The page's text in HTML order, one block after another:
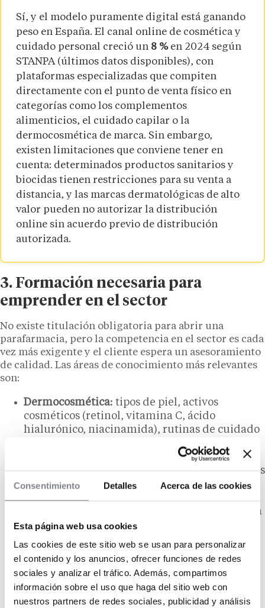
Consentimiento Detalles Acerca de las cookies
Esta página web usa cookies
Las cookies de este sitio web se usan para personalizar
el contenido y los anuncios, ofrecer funciones de redes
sociales y analizar el tráfico. Además, compartimos
información sobre el uso que haga del sitio web con
nuestros partners de redes sociales, publicidad y análisis
Sí, y el modelo puramente digital está ganando
peso en España. El canal online de cosmética y
cuidado personal creció un 8 %en 2024 según
STANPA (últimos datos disponibles), con
plataformas especializadas que compiten
directamente con el punto de venta físico en
categorías como los complementos
alimenticios, el cuidado capilar o la
dermocosmética de marca. Sin embargo,
existen limitaciones que conviene tener en
cuenta: determinados productos sanitarios y
biocidas tienen restricciones para su venta a
distancia, y las marcas dermatológicas de alto
valor pueden no autorizar la distribución
online sin acuerdo previo de distribución
autorizada.
3. Formación necesaria para
emprender en el sector
No existe titulación obligatoria para abrir una
parafarmacia, pero la competencia en el sector es cada
vez más exigente y el cliente espera un asesoramiento
de calidad. Las áreas de conocimiento más relevantes
son:
Dermocosmética: tipos de piel, activos
cosméticos (retinol, vitamina C, ácido
hialurónico, niacinamida), rutinas de cuidado
Nutrición y complementación alimentaria
:
fundamentos de macronutrientes, deficiencias
más comunes, interacciones entre
suplementos y medicamentos.
: escucha
activa, identificación de necesidades y
presentación de soluciones multimarca
adaptadas al perfil del cliente.
Gestión comercial y control de stock
mínimos, rotación de producto, gestión de
caducidades y negociación con proveedores.